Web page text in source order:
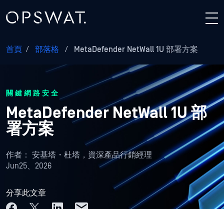
首頁 / 部落格 / MetaDefender NetWall 1U 部署方案
關鍵網路安全
MetaDefender NetWall 1U 部
署方案
作者： 安基塔・杜塔，資深產品行銷經理
Jun25、2026
分享此文章